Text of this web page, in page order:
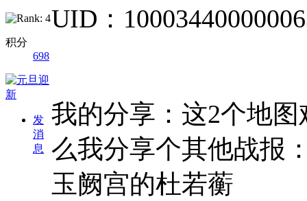
积分
698
发
消
息
UID：
我的分享：这2个地
么我分享个其他战报
玉阙宫的杜若蘅